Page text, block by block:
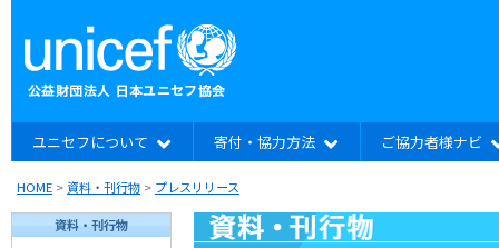
ユニセフについて 寄付・協力方法 ご協力者様ナビ
HOME >資料・刊行物 > プレスリリース
資料・刊行物